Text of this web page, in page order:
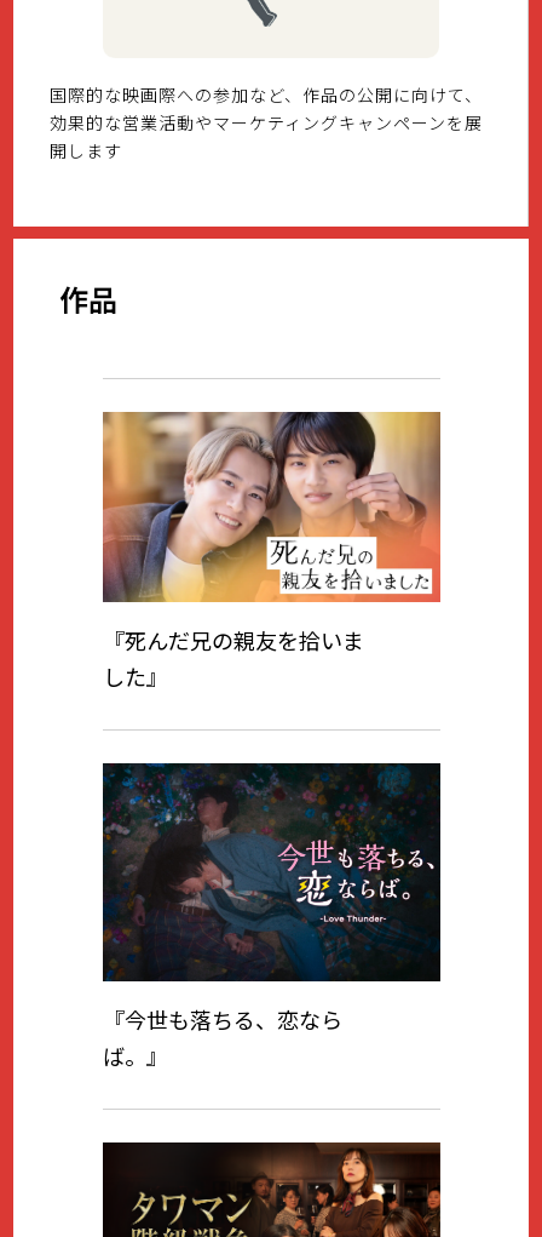
国際的な映画際への参加など、作品の公開に向けて、
効果的な営業活動やマーケティングキャンペーンを展
開します
作品
『死んだ兄の親友を拾いま
した』
『今世も落ちる、恋なら
ば。』